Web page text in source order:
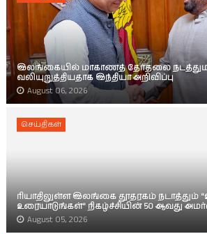
இலங்கையில் மாகாணத் தேர்தலை
வலியுறுத்தியதாக இந்தியா அறிவிப்பு
August 06, 2026
செய்திகள்
ரியாதிலுள்ள இலங்கை தூதரகம் நடாத்தும்
உரையாடுங்கள்" நிகழ்ச்சியின் 50 ஆவது
August 05, 2026